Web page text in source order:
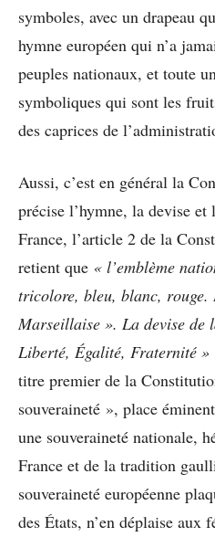
symboles, avec un drapeau
hymne européen qui n’a
peuples nationaux, et toute
symboliques qui sont les
des caprices de
Aussi, c’est en général la
précise l’hymne, la devise
France, l’article 2 de la
retient que « l’emblème
tricolore, bleu, blanc, rouge.
Marseillaise ». La devise de
Liberté, Égalité, Fraternité »
titre premier de la
souveraineté », place
une souveraineté nationale,
France et de la tradition
souveraineté européenne
des États, n’en déplaise aux